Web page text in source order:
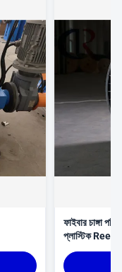
ফাইবার চাঙ্গা
প্লাস্টিক Reels